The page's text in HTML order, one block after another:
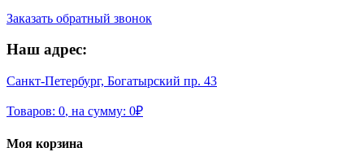
Заказать обратный звонок
Наш адрес:
Санкт-Петербург, Богатырский пр. 43
Товаров: 0, на сумму: 0₽
Моя корзина